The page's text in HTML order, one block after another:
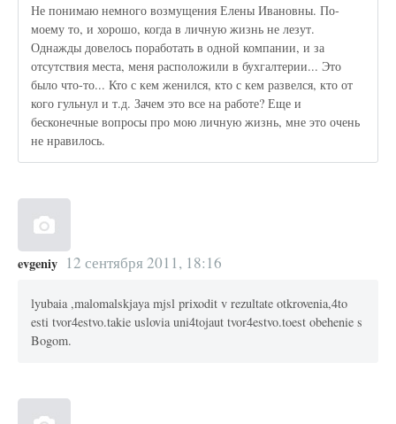
Не понимаю немного возмущения Елены Ивановны. По-
моему то, и хорошо, когда в личную жизнь не лезут.
Однажды довелось поработать в одной компании, и за
отсутствия места, меня расположили в бухгалтерии... Это
было что-то... Кто с кем женился, кто с кем развелся, кто от
кого гульнул и т.д. Зачем это все на работе? Еще и
бесконечные вопросы про мою личную жизнь, мне это очень
не нравилось.
evgeniy 12 сентября 2011, 18:16
lyubaia ,malomalskjaya mjsl prixodit v rezultate otkrovenia,4to
esti tvor4estvo.takie uslovia uni4tojaut tvor4estvo.toest obehenie s
Bogom.